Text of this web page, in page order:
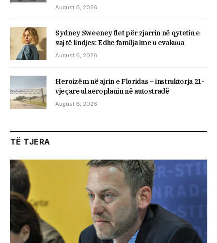
August 6, 2026
Sydney Sweeney flet për zjarrin në qytetin e
saj të lindjes: Edhe familja ime u evakuua
August 6, 2026
Heroizëm në ajrin e Floridas – instruktorja 21-
vjeçare ul aeroplanin në autostradë
August 6, 2026
TË TJERA